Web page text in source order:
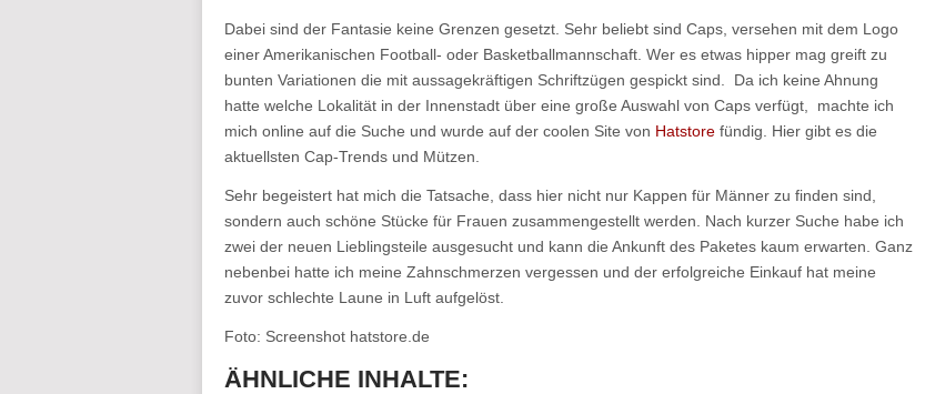
Dabei sind der Fantasie keine Grenzen gesetzt. Sehr beliebt sind Caps, versehen mit dem Logo
einer Amerikanischen Football- oder Basketballmannschaft. Wer es etwas hipper mag greift zu
bunten Variationen die mit aussagekräftigen Schriftzügen gespickt sind. Da ich keine Ahnung
hatte welche Lokalität in der Innenstadt über eine große Auswahl von Caps verfügt, machte ich
mich online auf die Suche und wurde auf der coolen Site von Hatstore fündig. Hier gibt es die
aktuellsten Cap-Trends und Mützen.
Sehr begeistert hat mich die Tatsache, dass hier nicht nur Kappen für Männer zu finden sind,
sondern auch schöne Stücke für Frauen zusammengestellt werden. Nach kurzer Suche habe ich
zwei der neuen Lieblingsteile ausgesucht und kann die Ankunft des Paketes kaum erwarten. Ganz
nebenbei hatte ich meine Zahnschmerzen vergessen und der erfolgreiche Einkauf hat meine
zuvor schlechte Laune in Luft aufgelöst.
Foto: Screenshot hatstore.de
ÄHNLICHE INHALTE: